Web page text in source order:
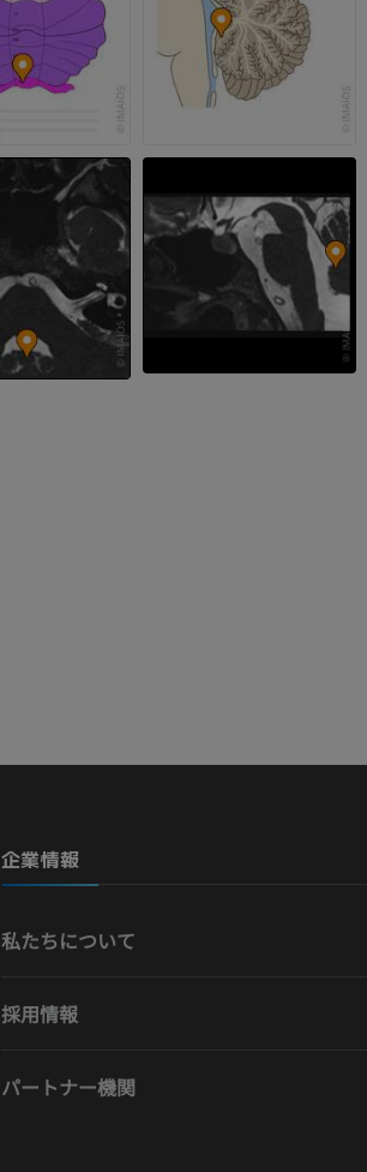
肘関節MRI
MRI
プレミアム
手部MRI
MRI
プレミアム
上肢X線
X線画像
プレミアム
プレミアム
企業情報
私たちについて
採用情報
パートナー機関